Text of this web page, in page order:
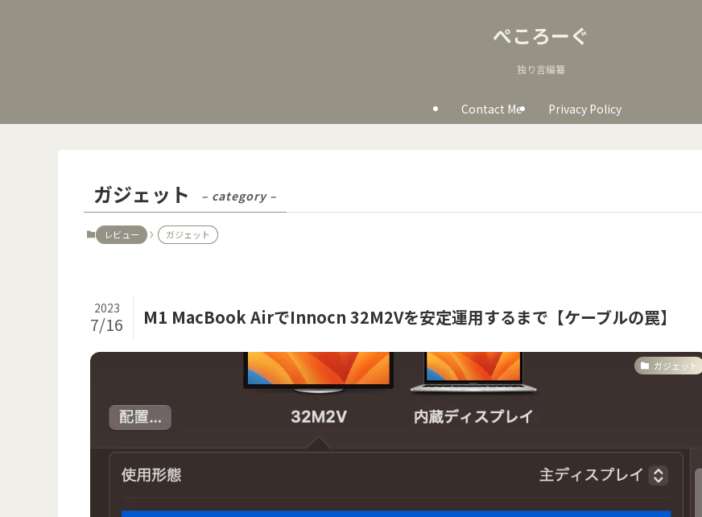
ぺころーぐ
独り言編纂
Contact Me Privacy Policy
ガジェット – category –
レビュー ガジェット
M1 MacBook AirでInnocn 32M2Vを安定運用するまで【ケーブルの罠】
2023
7/16
ガジェット